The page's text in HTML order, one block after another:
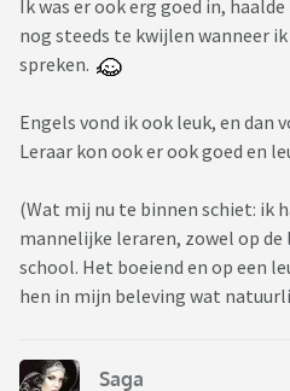
Ik was er ook erg goed in,
nog steeds te kwijlen wanneer
spreken.
Engels vond ik ook leuk, en dan
Leraar kon ook er ook goed en
(Wat mij nu te binnen schiet: ik
mannelijke leraren, zowel op de
school. Het boeiend en op een
hen in mijn beleving wat
Saga